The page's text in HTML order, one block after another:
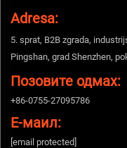
Adresa:
5. sprat, B2B zgrada,
Pingshan, grad Shenzhen,
Позовите одмах:
+86-0755-27095786
Е-маил:
[email protected]